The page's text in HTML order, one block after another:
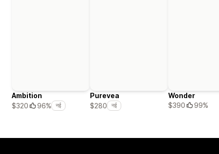
Ambition
$320
96% नई
Purevea
$280
नई
Wonder
$390
99%